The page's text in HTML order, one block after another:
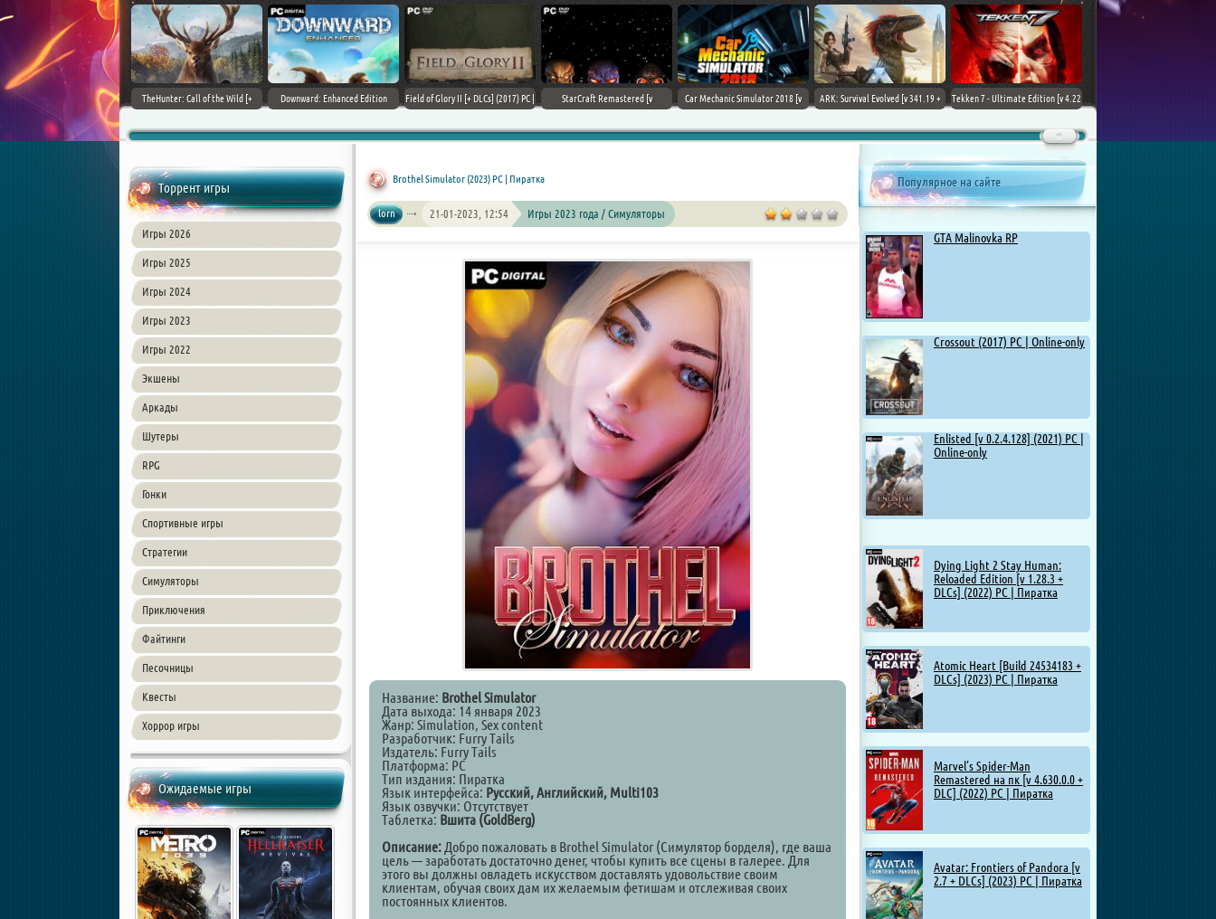
World [v 1.11.4 + DLCs] (2017)
PC | Лицензия
TheHunter: Call of the Wild [+
Downward: Enhanced Edition
Field of Glory II [+ DLCs] (2017) PC |
StarCraft Remastered [v
Car Mechanic Simulator 2018 [v
ARK: Survival Evolved [v 341.19 +
Tekken 7 - Ultimate Edition [v 4.22
Chovka
Торрент игры
Игры 2026
Игры 2025
Игры 2024
Игры 2023
Игры 2022
Экшены
Аркады
Шутеры
RPG
Гонки
Спортивные игры
Стратегии
Симуляторы
Приключения
Файтинги
Песочницы
Квесты
Хоррор игры
Ожидаемые игры
Популярное на сайте
GTA Malinovka RP
Crossout (2017) PC | Online-only
Enlisted [v 0.2.4.128] (2021) PC |
Online-only
Dying Light 2 Stay Human:
Reloaded Edition [v 1.28.3 +
DLCs] (2022) PC | Пиратка
Atomic Heart [Build 24534183 +
DLCs] (2023) PC | Пиратка
Marvel’s Spider-Man
Remastered на пк [v 4.630.0.0 +
DLC] (2022) PC | Пиратка
Avatar: Frontiers of Pandora [v
2.7 + DLCs] (2023) PC | Пиратка
Brothel Simulator (2023) PC | Пиратка
lorn 21-01-2023, 12:54 Игры 2023 года / Симуляторы
Название: Brothel Simulator
Дата выхода: 14 января 2023
Жанр: Simulation, Sex content
Разработчик: Furry Tails
Издатель: Furry Tails
Платформа: PC
Тип издания: Пиратка
Язык интерфейса: Русский, Английский, Multi103
Язык озвучки: Отсутствует
Таблетка: Вшита (GoldBerg)
Описание: Добро пожаловать в Brothel Simulator (Симулятор борделя), где ваша
цель — заработать достаточно денег, чтобы купить все сцены в галерее. Для
этого вы должны овладеть искусством доставлять удовольствие своим
клиентам, обучая своих дам их желаемым фетишам и отслеживая своих
постоянных клиентов.